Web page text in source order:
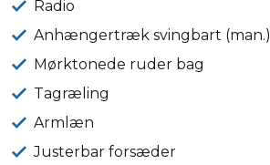
Radio
Anhængertræk svingbart (man.)
Mørktonede ruder bag
Tagræling
Armlæn
Justerbar forsæder